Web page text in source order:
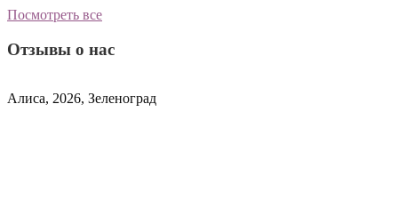
Посмотреть все
Отзывы о нас
Алиса, 2026, Зеленоград